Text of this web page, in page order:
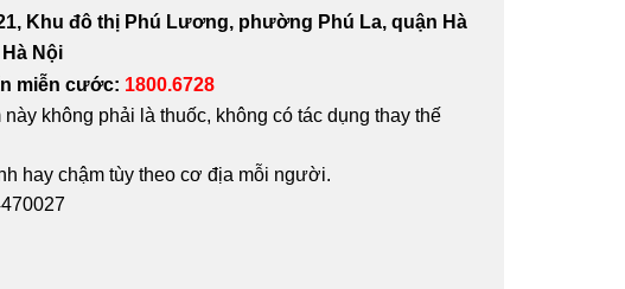
Khu đô thị Phú Lương, phường Phú La, quận Hà
Nội
miễn cước: 1800.6728
không phải là thuốc, không có tác dụng thay thế
hay chậm tùy theo cơ địa mỗi người.